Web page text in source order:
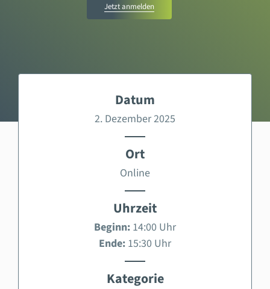
Jetzt anmelden
Datum
2. Dezember 2025
Ort
Online
Uhrzeit
Beginn: 14:00 Uhr
Ende: 15:30 Uhr
Kategorie